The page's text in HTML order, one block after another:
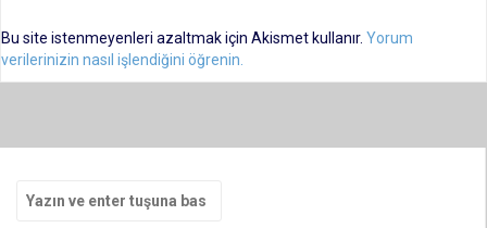
Bu site istenmeyenleri azaltmak için Akismet kullanır. Yorum
verilerinizin nasıl işlendiğini öğrenin.
yap: